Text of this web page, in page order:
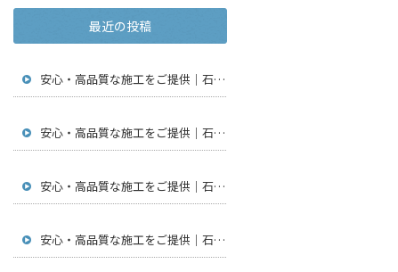
最近の投稿
安心・高品質な施工をご提供｜石川県金沢市で仮設足場工事・通信工事・アンテナ工事は【株式会社鳶翔】
安心・高品質な施工をご提供｜石川県金沢市で仮設足場工事・通信工事・アンテナ工事は【株式会社鳶翔】
安心・高品質な施工をご提供｜石川県金沢市で仮設足場工事・通信工事・アンテナ工事は【株式会社鳶翔】
安心・高品質な施工をご提供｜石川県金沢市で仮設足場工事・通信工事・アンテナ工事は【株式会社鳶翔】